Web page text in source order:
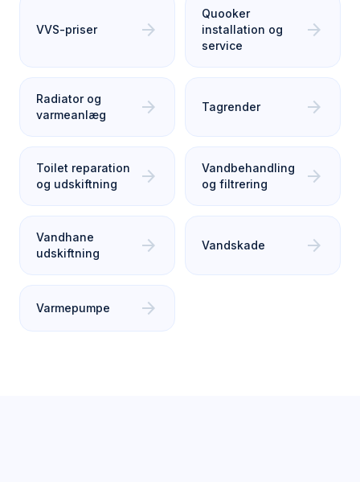
VVS-priser arrow_forward
Quooker
installation og
service
arrow_forward
Radiator og
varmeanlæg
arrow_forward Tagrender arrow_forward
Toilet reparation
og udskiftning
arrow_forward
Vandbehandling
og filtrering
arrow_forward
Vandhane
udskiftning
arrow_forward Vandskade arrow_forward
Varmepumpe arrow_forward